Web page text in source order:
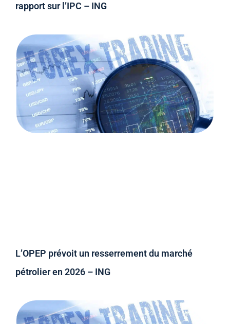
rapport sur l’IPC – ING
L’OPEP prévoit un resserrement du marché
pétrolier en 2026 – ING